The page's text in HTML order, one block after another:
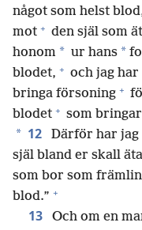
något som helst
mot + den själ som
honom * ur hans *
blodet, + och jag
bringa försoning +
blodet + som
* 12
Därför har jag
själ bland er skall
som bor som
blod.” +
13
Och om en